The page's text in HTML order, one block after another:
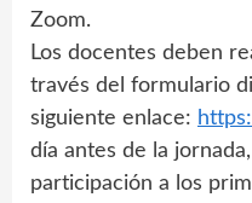
Zoom.
Los docentes deben
través del formulario
siguiente enlace:
día antes de la
participación a los